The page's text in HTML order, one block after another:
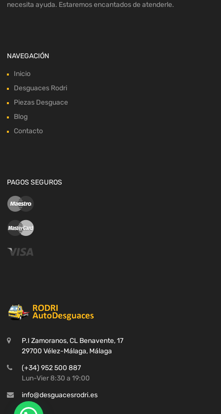
necesita ayuda. Estaremos encantados de atenderle.
NAVEGACIÓN
Inicio
Desguaces Rodri
Piezas Desguace
Blog
Contacto
PAGOS SEGUROS
P.I Zamoranos, CL Benavente, 17
29700 Vélez-Málaga, Málaga
(+34) 952 500 887
Lun-Vier 8:30 a 19:00
info@desguacesrodri.es